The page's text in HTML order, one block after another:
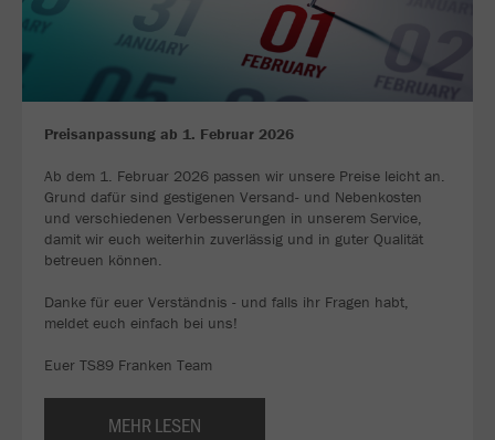
Preisanpassung ab 1. Februar 2026
Ab dem 1. Februar 2026 passen wir unsere Preise leicht an.
Grund dafür sind gestigenen Versand- und Nebenkosten
und verschiedenen Verbesserungen in unserem Service,
damit wir euch weiterhin zuverlässig und in guter Qualität
betreuen können.
Danke für euer Verständnis - und falls ihr Fragen habt,
meldet euch einfach bei uns!
Euer TS89 Franken Team
MEHR LESEN